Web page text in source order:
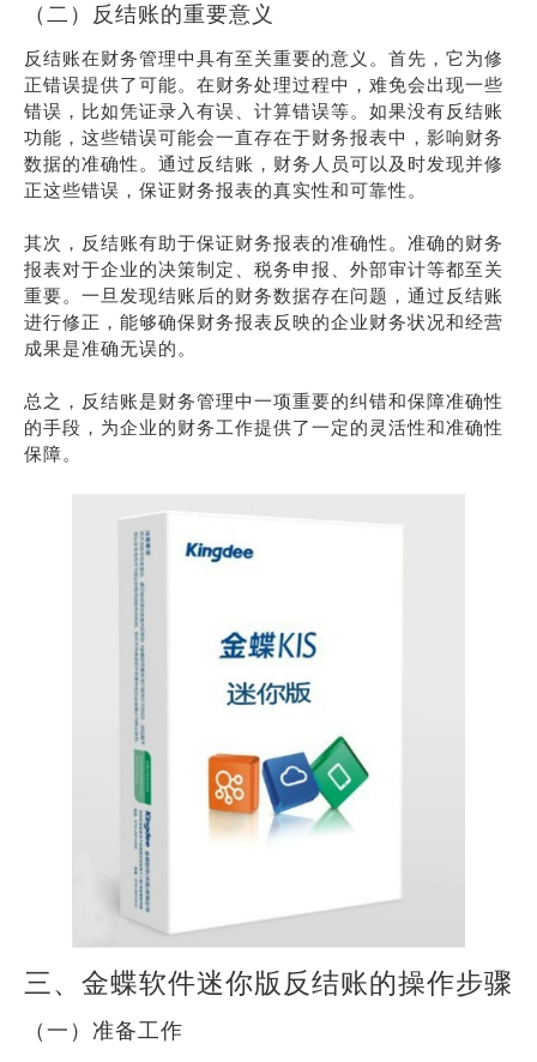
（二）反结账的重要意义
反结账在财务管理中具有至关重要的意义。首先，它为修
正错误提供了可能。在财务处理过程中，难免会出现一些
错误，比如凭证录入有误、计算错误等。如果没有反结账
功能，这些错误可能会一直存在于财务报表中，影响财务
数据的准确性。通过反结账，财务人员可以及时发现并修
正这些错误，保证财务报表的真实性和可靠性。
其次，反结账有助于保证财务报表的准确性。准确的财务
报表对于企业的决策制定、税务申报、外部审计等都至关
重要。一旦发现结账后的财务数据存在问题，通过反结账
进行修正，能够确保财务报表反映的企业财务状况和经营
成果是准确无误的。
总之，反结账是财务管理中一项重要的纠错和保障准确性
的手段，为企业的财务工作提供了一定的灵活性和准确性
保障。
三、金蝶软件迷你版反结账的操作步骤
（一）准备工作